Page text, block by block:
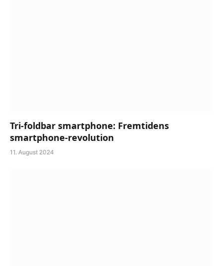
Tri-foldbar smartphone: Fremtidens
smartphone-revolution
11. August 2024